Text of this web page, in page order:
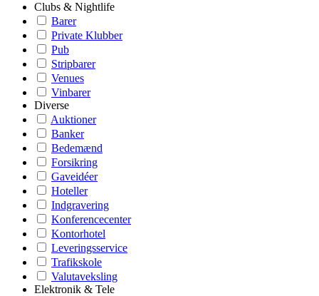
Clubs & Nightlife
Barer
Private Klubber
Pub
Stripbarer
Venues
Vinbarer
Diverse
Auktioner
Banker
Bedemænd
Forsikring
Gaveidéer
Hoteller
Indgravering
Konferencecenter
Kontorhotel
Leveringsservice
Trafikskole
Valutaveksling
Elektronik & Tele